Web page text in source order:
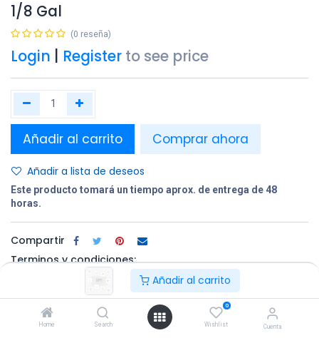
Añadir al carrito
Home Search
0
Wishlist Cuenta
1/8 Gal
(0 reseña)
Login Register to see price
Añadir al carrito Comprar ahora
Añadir a lista de deseos
Este producto tomará un tiempo aprox. de entrega de 48
horas.
Compartir
Terminos y condiciones:
100% original
Devolución en
un plazo de 30
Entrega
gratuita en